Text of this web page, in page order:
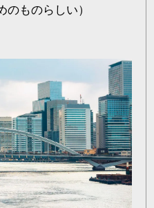
のものらしい）